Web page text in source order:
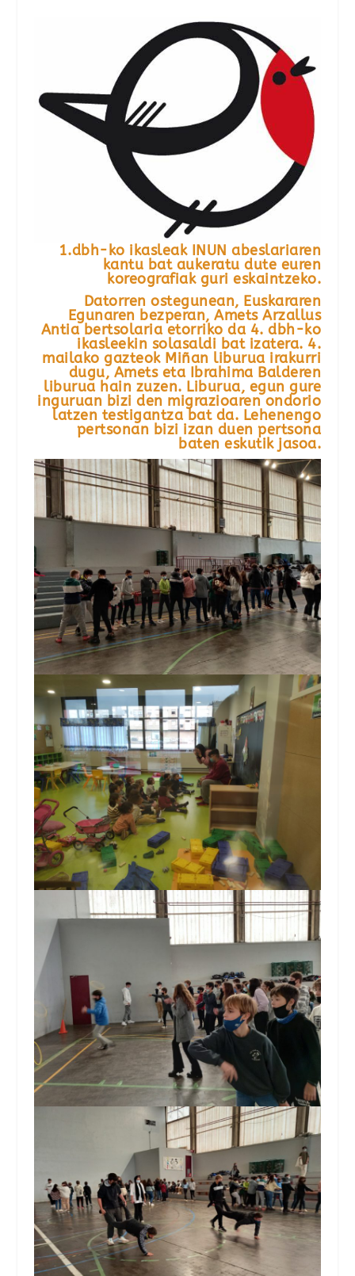
1.dbh-ko ikasleak INUN abeslariaren
kantu bat aukeratu dute euren
koreografiak guri eskaintzeko.
Datorren ostegunean, Euskararen
Egunaren bezperan, Amets Arzallus
Antia bertsolaria etorriko da 4. dbh-ko
ikasleekin solasaldi bat izatera. 4.
mailako gazteok Miñan liburua irakurri
dugu, Amets eta Ibrahima Balderen
liburua hain zuzen. Liburua, egun gure
inguruan bizi den migrazioaren ondorio
latzen testigantza bat da. Lehenengo
pertsonan bizi izan duen pertsona
baten eskutik jasoa.